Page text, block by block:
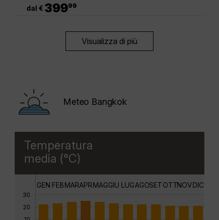
dal € 39999
Visualizza di più
Meteo Bangkok
Temperatura
media (°C)
30
20
GEN FEBMARAPRMAGGIU LUGAGOSETOTTNOVDIC